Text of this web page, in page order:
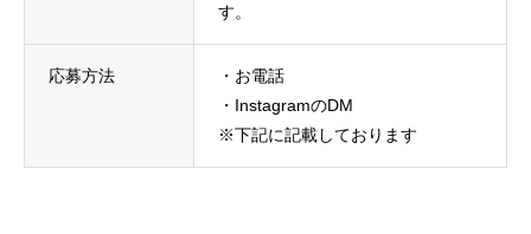
す。
応募方法
・お電話
・InstagramのDM
※下記に記載しております